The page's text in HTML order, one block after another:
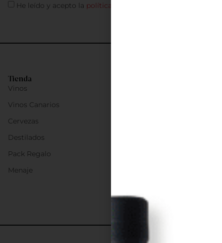
Tienda
Vinos
Vinos Canarios
Cervezas
Destilados
Pack Regalo
Menaje
He leído y acepto la política de privacidad